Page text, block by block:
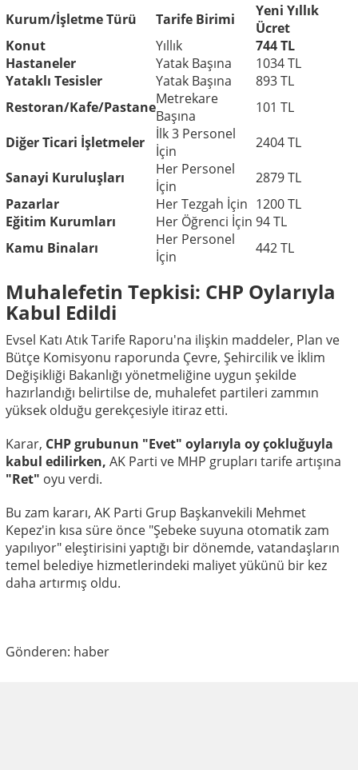
Kurum/İşletme Türü Tarife Birimi
Yeni Yıllık
Ücret
Konut
Yıllık
744 TL
Hastaneler
Yatak Başına
1034 TL
Yataklı Tesisler
Yatak Başına
893 TL
Restoran/Kafe/PastaneMetrekare
Başına
101 TL
Diğer Ticari İşletmeler
İlk 3 Personel
İçin
2404 TL
Sanayi Kuruluşları
Her Personel
İçin
2879 TL
Pazarlar
Her Tezgah İçin 1200 TL
Eğitim Kurumları
Her Öğrenci İçin 94 TL
Kamu Binaları
Her Personel
İçin
442 TL
Muhalefetin Tepkisi: CHP Oylarıyla
Kabul Edildi
Evsel Katı Atık Tarife Raporu'na ilişkin maddeler, Plan ve
Bütçe Komisyonu raporunda Çevre, Şehircilik ve İklim
Değişikliği Bakanlığı yönetmeliğine uygun şekilde
hazırlandığı belirtilse de, muhalefet partileri zammın
yüksek olduğu gerekçesiyle itiraz etti.
Karar, CHP grubunun "Evet" oylarıyla oy çokluğuyla
kabul edilirken, AK Parti ve MHP grupları tarife artışına
"Ret" oyu verdi.
Bu zam kararı, AK Parti Grup Başkanvekili Mehmet
Kepez'in kısa süre önce "Şebeke suyuna otomatik zam
yapılıyor" eleştirisini yaptığı bir dönemde, vatandaşların
temel belediye hizmetlerindeki maliyet yükünü bir kez
daha artırmış oldu.
Gönderen: haber